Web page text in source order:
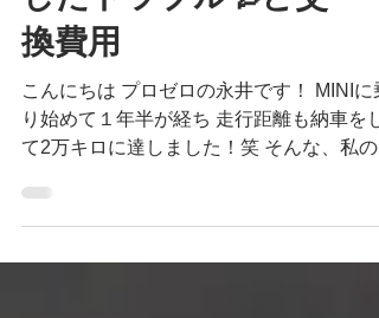
ト交換でのちょっと
したトラブル💦と交
換費用
り始めて１年半が経ち 走行距離も納車をし
て2万キロに達しました！笑 そんな、私の
MINIにもついに・・・ ブレーキパットの交